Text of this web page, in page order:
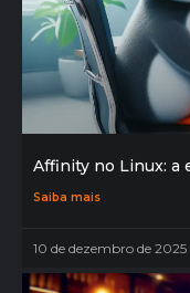
Affinity no Linux: a
Saiba mais
10 de dezembro de 2025